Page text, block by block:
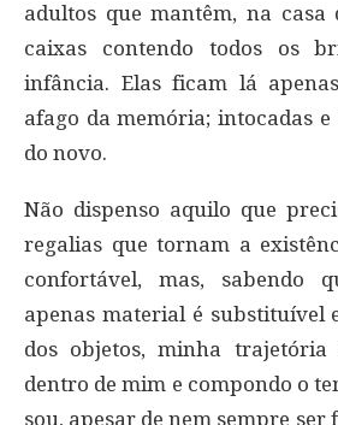
adultos que mantêm, na casa
caixas contendo todos os
infância. Elas ficam lá
afago da memória; intocadas
do novo.
Não dispenso aquilo que
regalias que tornam a
confortável, mas, sabendo
apenas material é substituível
dos objetos, minha trajetória
dentro de mim e compondo o
sou, apesar de nem sempre